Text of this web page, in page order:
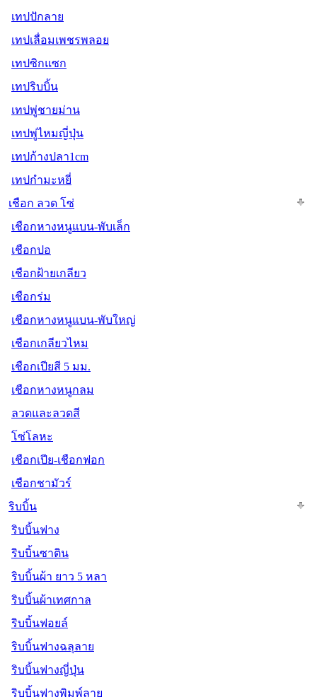
เทปปักลาย
เทปเลื่อมเพชรพลอย
เทปซิกแซก
เทปริบบิ้น
เทปพู่ชายม่าน
เทปพู่ไหมญี่ปุ่น
เทปก้างปลา1cm
เทปกำมะหยี่
เชือก ลวด โซ่
เชือกหางหนูแบน-พับเล็ก
เชือกปอ
เชือกฝ้ายเกลียว
เชือกร่ม
เชือกหางหนูแบน-พับใหญ่
เชือกเกลียวไหม
เชือกเปียสี 5 มม.
เชือกหางหนูกลม
ลวดและลวดสี
โซ่โลหะ
เชือกเปีย-เชือกฟอก
เชือกชามัวร์
ริบบิ้น
ริบบิ้นฟาง
ริบบิ้นซาติน
ริบบิ้นผ้า ยาว 5 หลา
ริบบิ้นผ้าเทศกาล
ริบบิ้นฟอยล์
ริบบิ้นฟางฉลุลาย
ริบบิ้นฟางญี่ปุ่น
ริบบิ้นฟางพิมพ์ลาย